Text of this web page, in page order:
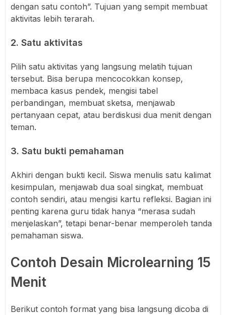
dengan satu contoh”. Tujuan yang sempit membuat
aktivitas lebih terarah.
2. Satu aktivitas
Pilih satu aktivitas yang langsung melatih tujuan
tersebut. Bisa berupa mencocokkan konsep,
membaca kasus pendek, mengisi tabel
perbandingan, membuat sketsa, menjawab
pertanyaan cepat, atau berdiskusi dua menit dengan
teman.
3. Satu bukti pemahaman
Akhiri dengan bukti kecil. Siswa menulis satu kalimat
kesimpulan, menjawab dua soal singkat, membuat
contoh sendiri, atau mengisi kartu refleksi. Bagian ini
penting karena guru tidak hanya “merasa sudah
menjelaskan”, tetapi benar-benar memperoleh tanda
pemahaman siswa.
Contoh Desain Microlearning 15
Menit
Berikut contoh format yang bisa langsung dicoba di